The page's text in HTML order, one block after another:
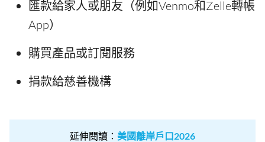
匯款給家人或朋友（例如Venmo和Zelle轉帳
App）
購買產品或訂閱服務
捐款給慈善機構
延伸閱讀： 美國離岸戶口2026